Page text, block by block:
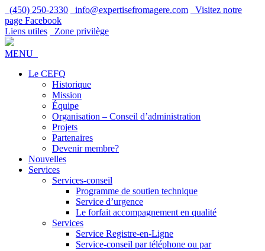
(450) 250-2330 info@expertisefromagere.com
Visitez notre
page Facebook
Liens utiles
Zone privilège
MENU
Le CEFQ
Historique
Mission
Équipe
Organisation – Conseil d’administration
Projets
Partenaires
Devenir membre?
Nouvelles
Services
Services-conseil
Programme de soutien technique
Service d’urgence
Le forfait accompagnement en qualité
Services
Service Registre-en-Ligne
Service-conseil par téléphone ou par